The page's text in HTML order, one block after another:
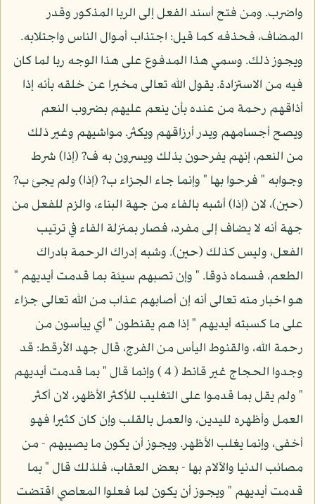
واضرب. ومن فتح أسند الفعل إلى الربا المذكور وقدر
المضاف، فحذفه كما قيل: اجتذاب أموال الناس واجتلابه.
ويجوز ذلك. وسمي هذا المدفوع على هذا الوجه ربا لما كان
فيه من الاستزادة. يقول الله تعالى مخبرا عن خلقه بأنه إذا
أذاقهم رحمة من عنده بأن ينعم عليهم بضروب النعم
ويصح أجسامهم ويدر أرزاقهم ويكثر. مواشيهم وغير ذلك
من النعم، إنهم يفرحون بذلك ويسرون به ف? (إذا) شرط
وجوابه " فرحوا بها " وإنما جاء الجزاء ب? (إذا) ولم يجئ ب?
(حين)، لان (إذا) أشبه بالفاء من جهة البناء، والزم للفعل من
جهة أنه لا يضاف إلى مفرد، فصار بمنزلة الفاء في ترتيب
الفعل، وليس كذلك (حين). وشبه إدراك الرحمة بادراك
الطعم، فسماه ذوقا. " وإن تصبهم سيئة بما قدمت أيديهم "
هو اخبار منه تعالى أنه إن أصابهم عذاب من الله تعالى جزاء
على ما كسبته أيديهم " إذا هم يقنطون " أي ييأسون من
رحمة الله، والقنوط اليأس من الفرج، قال جهد الأرقط: قد
وجدوا الحجاج غير قانط ( 4 ) وإنما قال " بما قدمت أيديهم
" ولم يقل بما قدموا على التغليب للأكثر الأظهر، لان أكثر
العمل وأظهره لليدين، والعمل بالقلب وإن كان كثيرا فهو
أخفى، وإنما يغلب الأظهر. ويجوز أن يكون ما يصيبهم - من
مصائب الدنيا والآلام بها - بعض العقاب، فلذلك قال " بما
قدمت أيديهم " ويجوز أن يكون لما فعلوا المعاصي اقتضت